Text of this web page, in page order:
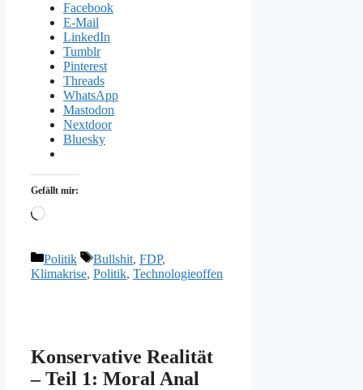
Facebook
E-Mail
LinkedIn
Tumblr
Pinterest
Threads
WhatsApp
Mastodon
Nextdoor
Bluesky
Gefällt mir:
Wird
Kategorien
Politik Schlagwörter
Bullshit, FDP,
Klimakrise, Politik, Technologieoffen
Konservative Realität
– Teil 1: Moral Anal